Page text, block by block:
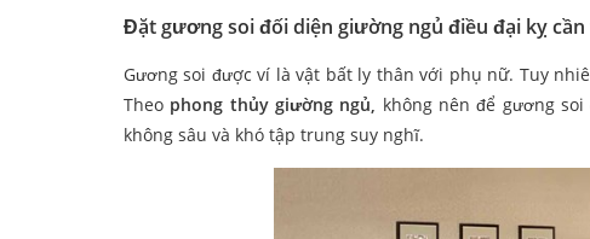
Đặt gương soi đối diện giường ngủ điều đại kỵ
Gương soi được ví là vật bất ly thân với phụ nữ. Tuy
Theo phong thủy giường ngủ, không nên để gương
không sâu và khó tập trung suy nghĩ.